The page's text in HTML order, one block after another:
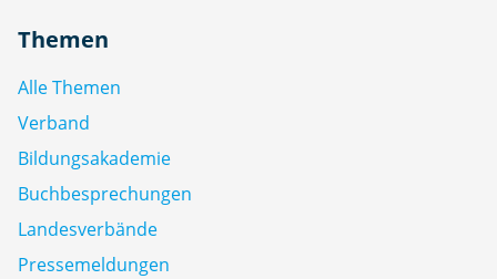
Themen
Alle Themen
Verband
Bildungsakademie
Buchbesprechungen
Landesverbände
Pressemeldungen